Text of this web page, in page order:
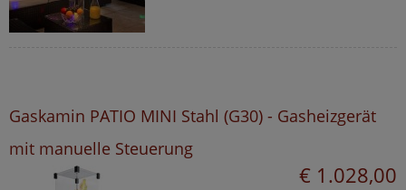
Gaskamin PATIO MINI Stahl (G30) - Gasheizgerät
mit manuelle Steuerung
€ 1.028,00